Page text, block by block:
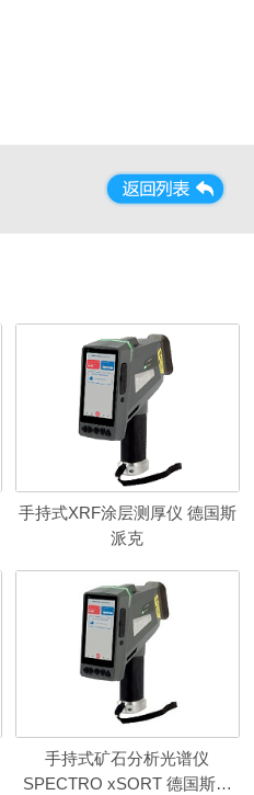
手持式XRF涂层测厚仪 德国斯
派克
手持式矿石分析光谱仪
SPECTRO xSORT 德国斯派